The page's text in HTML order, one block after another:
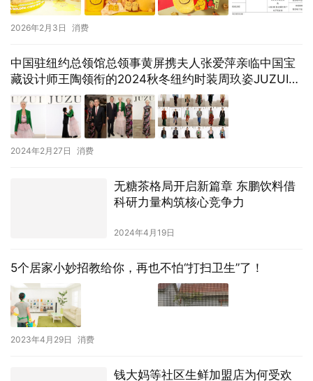
2026年2月3日 消费
中国驻纽约总领馆总领事黄屏携夫人张爱萍亲临中国宝
藏设计师王陶领衔的2024秋冬纽约时装周玖姿JUZUI秀
场
2024年2月27日 消费
无糖茶格局开启新篇章 东鹏饮料借
科研力量构筑核心竞争力
2024年4月19日
5个居家小妙招教给你，再也不怕“打扫卫生”了！
2023年4月29日 消费
钱大妈等社区生鲜加盟店为何受欢